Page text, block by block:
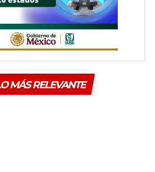
MÁS RELEVANTE